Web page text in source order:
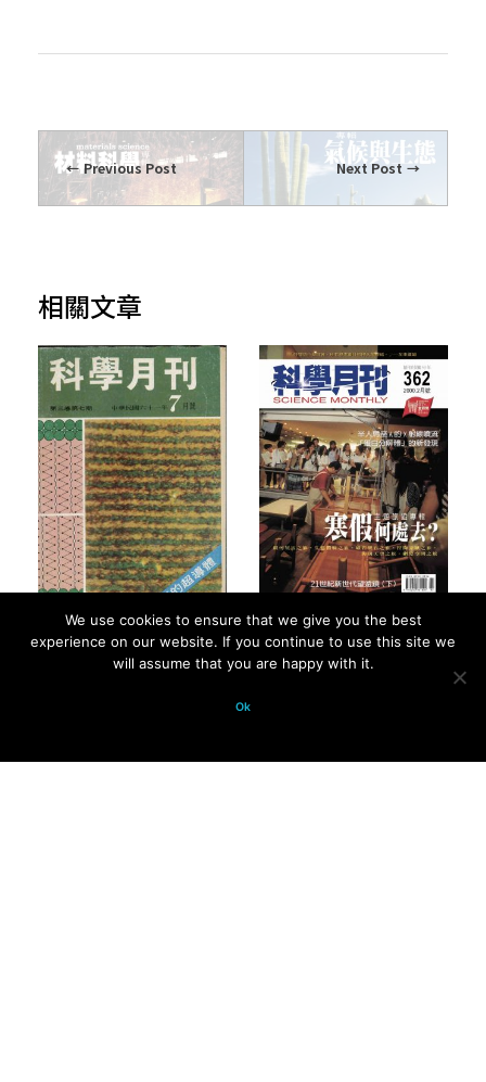
Previous Post Next Post
相關文章
1972 年第 3 卷第 7
期 - 總號第 31 期
2000 年第 31 卷第 2
期 - 總號第 362 期
We use cookies to ensure that we give you the best
experience on our website. If you continue to use this site we
will assume that you are happy with it.
Ok